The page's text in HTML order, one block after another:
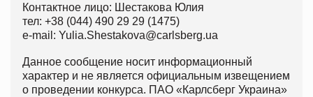
Контактное лицо: Шестакова Юлия
тел: +38 (044) 490 29 29 (1475)
e-mail: Yulia.Shestakova@carlsberg.ua
Данное сообщение носит информационный
характер и не является официальным извещением
о проведении конкурса. ПАО «Карлсберг Украина»